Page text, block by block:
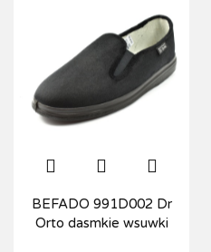
BEFADO 991D002 Dr
Orto dasmkie wsuwki